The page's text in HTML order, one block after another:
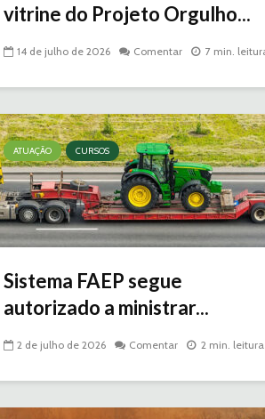
vitrine do Projeto Orgulho...
14 de julho de 2026 Comentar 7 min.
ATUAÇÃO CURSOS
Sistema FAEP segue
autorizado a ministrar...
2 de julho de 2026 Comentar 2 min. leitura